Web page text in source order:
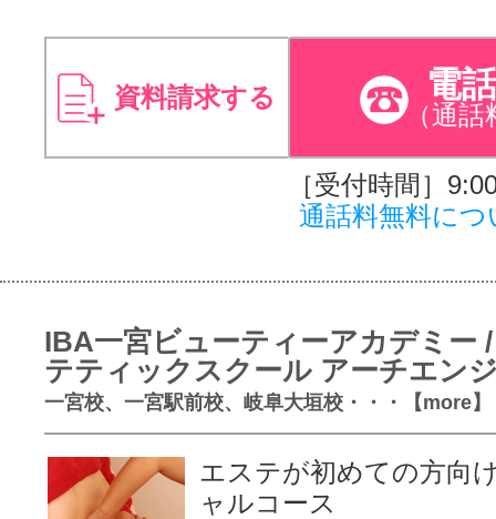
資料請求する 電
（通話
［受付時間］
通話料無料につ
IBA一宮ビューティーアカデミー
テティックスクール アーチエン
一宮校、一宮駅前校、岐阜大垣校・・・【more】
エステが初めての方向
ャルコース